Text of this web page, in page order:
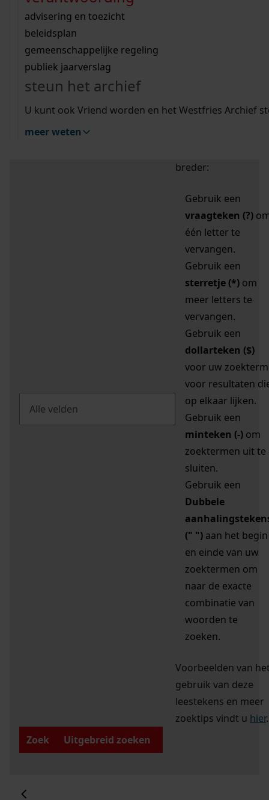
bouwvergunningen
omgevingsvergunningen
vergunningen
beeld en geluid
uitleg nodig?
Wij helpen u op weg met een aantal zoektips.
bekijk alle zoektips
Wij helpen u op weg met een aantal zoektips.
bekijk alle zoektips
bekijk ons geschiedenislokaal
advisering en toezicht
beleidsplan
gemeenschappelijke regeling
publiek jaarverslag
steun het archief
U kunt ook Vriend worden en het Westfries Archief
meer weten
zoektips
Mijn Studiezaal (inloggen)
uw zoekopdracht te
breder:
Gebruik een
vraagteken (?)
één letter te
vervangen.
Gebruik een
sterretje (*) om
meer letters te
vervangen.
Gebruik een
dollarteken ($)
voor uw zoekterm
voor resultaten
op elkaar lijken.
Gebruik een
minteken (-) om
zoektermen uit te
sluiten.
Gebruik een
Dubbele
(" ") aan het begin
en einde van uw
zoektermen om
naar de exacte
combinatie van
woorden te
zoeken.
Voorbeelden van
gebruik van deze
leestekens en meer
zoektips vindt u hier.
Zoek
Uitgebreid zoeken